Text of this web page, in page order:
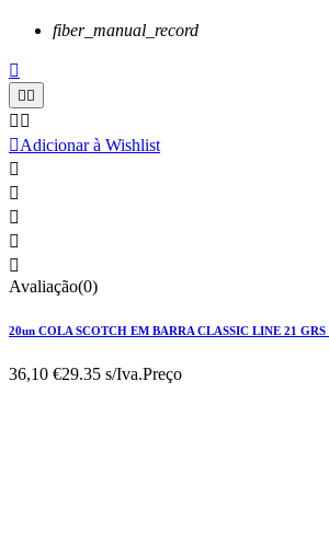
fiber_manual_record


 
Adicionar à Wishlist





Avaliação(0)
20un COLA SCOTCH EM BARRA CLASSIC LINE 21
36,10 €29.35 s/Iva.Preço